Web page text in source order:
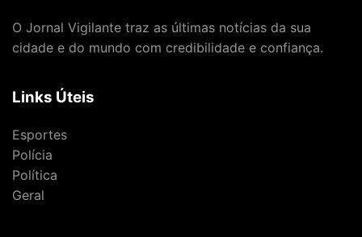
O Jornal Vigilante traz as últimas notícias da sua
cidade e do mundo com credibilidade e confiança.
Links Úteis
Esportes
Polícia
Política
Geral